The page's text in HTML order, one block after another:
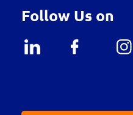
Follow Us on